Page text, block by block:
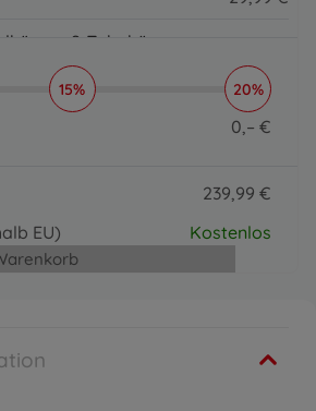
& Zubehör
Spielhaus Zubehör Wetterstation
19,99
19.99 EUR
15% 20%
0,– €
239,99 €
EU) Kostenlos